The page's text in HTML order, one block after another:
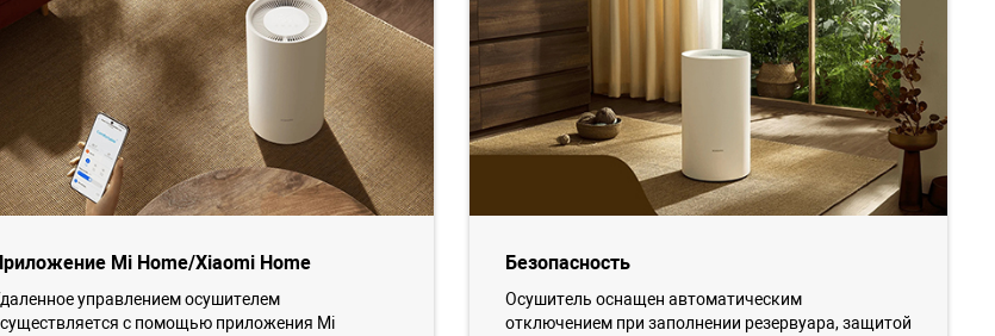
Mi Home/Xiaomi Home
управлением осушителем
с помощью приложения Mi
Безопасность
Осушитель оснащен автоматическим
отключением при заполнении резервуара, защитой